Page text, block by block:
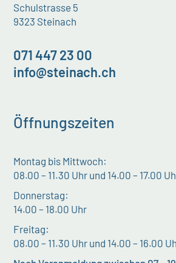
Schulstrasse 5
9323 Steinach
071 447 23 00
info@steinach.ch
Öffnungszeiten
Montag bis Mittwoch:
08.00 – 11.30 Uhr und 14.00 – 17.00
Donnerstag:
14.00 – 18.00 Uhr
Freitag:
08.00 – 11.30 Uhr und 14.00 – 16.00